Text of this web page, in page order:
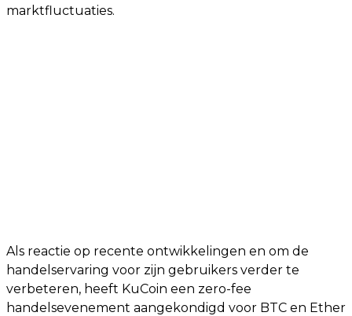
marktfluctuaties.
Als reactie op recente ontwikkelingen en om de
handelservaring voor zijn gebruikers verder te
verbeteren, heeft KuCoin een zero-fee
handelsevenement aangekondigd voor BTC en Ether